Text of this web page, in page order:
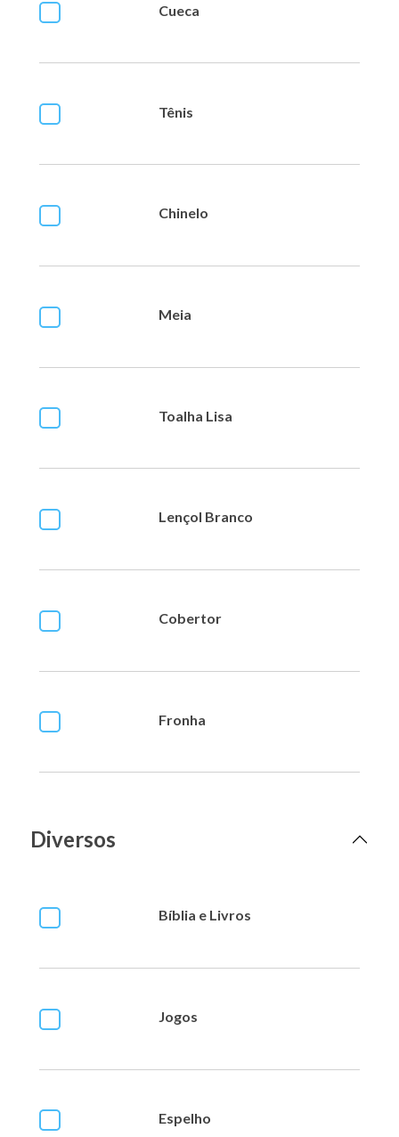
Cueca
Tênis
Chinelo
Meia
Toalha Lisa
Lençol Branco
Cobertor
Fronha
Diversos
Bíblia e Livros
Jogos
Espelho